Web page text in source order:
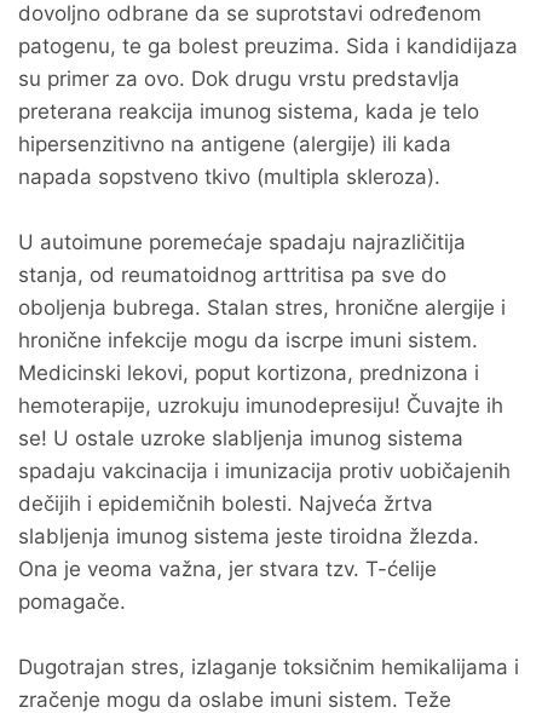
dovoljno odbrane da se suprotstavi određenom
patogenu, te ga bolest preuzima. Sida i kandidijaza
su primer za ovo. Dok drugu vrstu predstavlja
preterana reakcija imunog sistema, kada je telo
hipersenzitivno na antigene (alergije) ili kada
napada sopstveno tkivo (multipla skleroza).
U autoimune poremećaje spadaju najrazličitija
stanja, od reumatoidnog arttritisa pa sve do
oboljenja bubrega. Stalan stres, hronične alergije i
hronične infekcije mogu da iscrpe imuni sistem.
Medicinski lekovi, poput kortizona, prednizona i
hemoterapije, uzrokuju imunodepresiju! Čuvajte ih
se! U ostale uzroke slabljenja imunog sistema
spadaju vakcinacija i imunizacija protiv uobičajenih
dečijih i epidemičnih bolesti. Najveća žrtva
slabljenja imunog sistema jeste tiroidna žlezda.
Ona je veoma važna, jer stvara tzv. T-ćelije
pomagače.
Dugotrajan stres, izlaganje toksičnim hemikalijama i
zračenje mogu da oslabe imuni sistem. Teže